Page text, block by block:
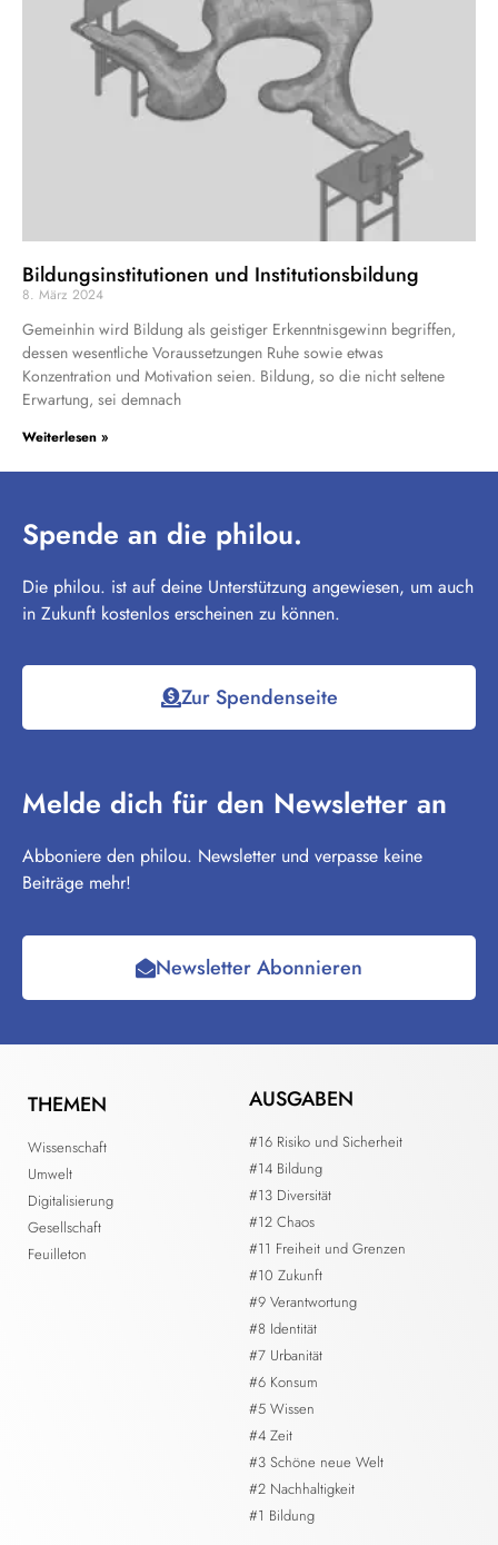
Bildungsinstitutionen und Institutionsbildung
8. März 2024
Gemeinhin wird Bildung als geistiger Erkenntnisgewinn begriffen,
dessen wesentliche Voraussetzungen Ruhe sowie etwas
Konzentration und Motivation seien. Bildung, so die nicht seltene
Erwartung, sei demnach
Weiterlesen »
Spende an die philou.
Die philou. ist auf deine Unterstützung angewiesen, um auch
in Zukunft kostenlos erscheinen zu können.
Zur Spendenseite
Melde dich für den Newsletter an
Abboniere den philou. Newsletter und verpasse keine
Beiträge mehr!
Newsletter Abonnieren
THEMEN
Wissenschaft
Umwelt
Digitalisierung
Gesellschaft
Feuilleton
AUSGABEN
#16 Risiko und Sicherheit
#14 Bildung
#13 Diversität
#12 Chaos
#11 Freiheit und Grenzen
#10 Zukunft
#9 Verantwortung
#8 Identität
#7 Urbanität
#6 Konsum
#5 Wissen
#4 Zeit
#3 Schöne neue Welt
#2 Nachhaltigkeit
#1 Bildung